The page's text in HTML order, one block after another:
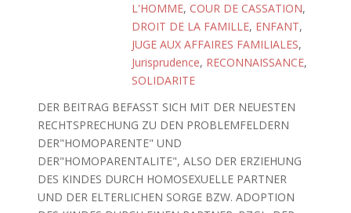
L'HOMME, COUR DE CASSATION,
DROIT DE LA FAMILLE, ENFANT,
JUGE AUX AFFAIRES FAMILIALES,
Jurisprudence, RECONNAISSANCE,
SOLIDARITE
DER BEITRAG BEFASST SICH MIT DER NEUESTEN
RECHTSPRECHUNG ZU DEN PROBLEMFELDERN
DER"HOMOPARENTE" UND
DER"HOMOPARENTALITE", ALSO DER ERZIEHUNG
DES KINDES DURCH HOMOSEXUELLE PARTNER
UND DER ELTERLICHEN SORGE BZW. ADOPTION